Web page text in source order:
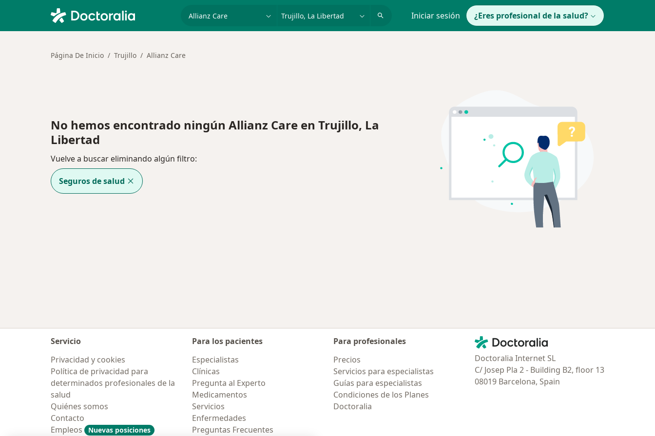
Iniciar sesión ¿Eres profesional de la salud?
Página De Inicio Trujillo Allianz Care
No hemos encontrado ningún Allianz Care en Trujillo, La
Libertad
Vuelve a buscar eliminando algún filtro:
Seguros de salud
Servicio
Privacidad y cookies
Política de privacidad para
determinados profesionales de la
salud
Quiénes somos
Contacto
Empleos
Nuevas posiciones
Para los pacientes
Especialistas
Clínicas
Pregunta al Experto
Medicamentos
Servicios
Enfermedades
Preguntas Frecuentes
Para profesionales
Precios
Servicios para especialistas
Guías para especialistas
Condiciones de los Planes
Doctoralia
Contacto
Doctoralia - Página de inicio
Doctoralia Internet SL
C/ Josep Pla 2 - Building B2, floor 13
08019 Barcelona, Spain